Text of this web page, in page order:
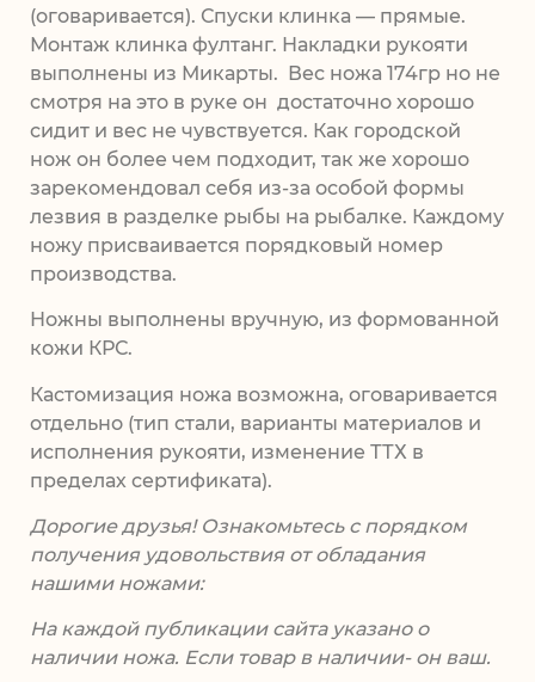
(оговаривается). Спуски клинка — прямые.
Монтаж клинка фултанг. Накладки рукояти
выполнены из Микарты. Вес ножа 174гр но не
смотря на это в руке он достаточно хорошо
сидит и вес не чувствуется. Как городской
нож он более чем подходит, так же хорошо
зарекомендовал себя из-за особой формы
лезвия в разделке рыбы на рыбалке. Каждому
ножу присваивается порядковый номер
производства.
Ножны выполнены вручную, из формованной
кожи КРС.
Кастомизация ножа возможна, оговаривается
отдельно (тип стали, варианты материалов и
исполнения рукояти, изменение ТТХ в
пределах сертификата).
Дорогие друзья! Ознакомьтесь с порядком
получения удовольствия от обладания
нашими ножами:
На каждой публикации сайта указано о
наличии ножа. Если товар в наличии- он ваш.